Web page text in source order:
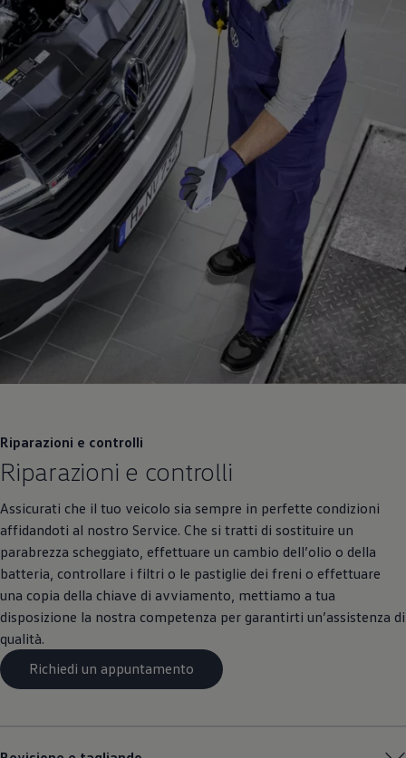
Riparazioni e controlli
Riparazioni e controlli
Assicurati che il tuo veicolo sia sempre in perfette condizioni
affidandoti al nostro Service. Che si tratti di sostituire un
parabrezza scheggiato, effettuare un cambio dell’olio o della
batteria, controllare i filtri o le pastiglie dei freni o effettuare
una copia della chiave di avviamento, mettiamo a tua
disposizione la nostra competenza per garantirti un’assistenza di
qualità.
Richiedi un appuntamento